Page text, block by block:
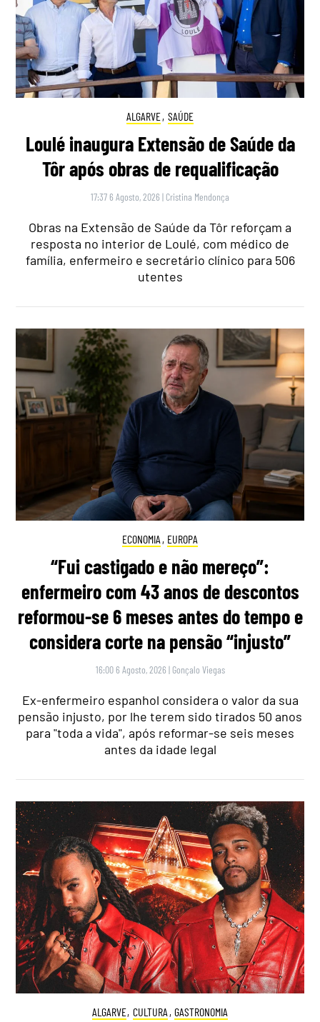
ALGARVE, SAÚDE
Loulé inaugura Extensão de Saúde da
Tôr após obras de requalificação
17:37 6 Agosto, 2026 | Cristina Mendonça
Obras na Extensão de Saúde da Tôr reforçam a
resposta no interior de Loulé, com médico de
família, enfermeiro e secretário clínico para 506
utentes
ECONOMIA , EUROPA
“Fui castigado e não mereço”:
enfermeiro com 43 anos de descontos
reformou-se 6 meses antes do tempo e
considera corte na pensão “injusto”
16:00 6 Agosto, 2026 | Gonçalo Viegas
Ex-enfermeiro espanhol considera o valor da sua
pensão injusto, por lhe terem sido tirados 50 anos
para "toda a vida", após reformar-se seis meses
antes da idade legal
ALGARVE, CULTURA , GASTRONOMIA